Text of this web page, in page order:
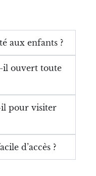
aux enfants ?
il ouvert toute
pour visiter
d’accès ?